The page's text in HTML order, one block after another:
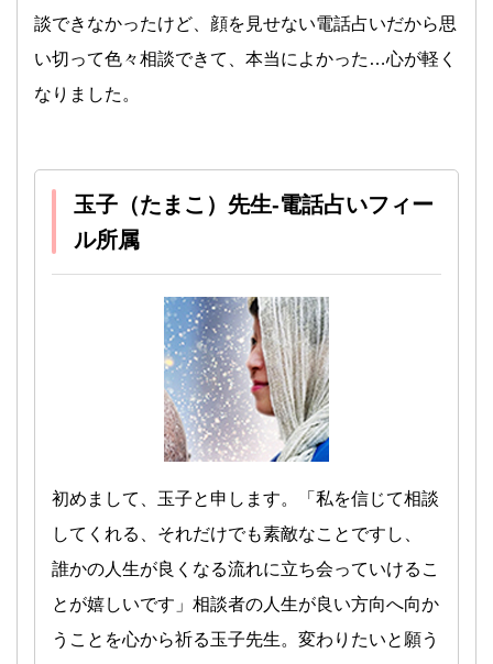
談できなかったけど、顔を見せない電話占いだから思
い切って色々相談できて、本当によかった…心が軽く
なりました。
玉子（たまこ）先生-電話占いフィー
ル所属
初めまして、玉子と申します。「私を信じて相談
してくれる、それだけでも素敵なことですし、
誰かの人生が良くなる流れに立ち会っていけるこ
とが嬉しいです」相談者の人生が良い方向へ向か
うことを心から祈る玉子先生。変わりたいと願う